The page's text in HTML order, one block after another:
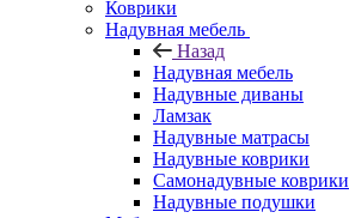
Коврики
Надувная мебель
Назад
Надувная мебель
Надувные диваны
Ламзак
Надувные матрасы
Надувные коврики
Самонадувные коврики
Надувные подушки